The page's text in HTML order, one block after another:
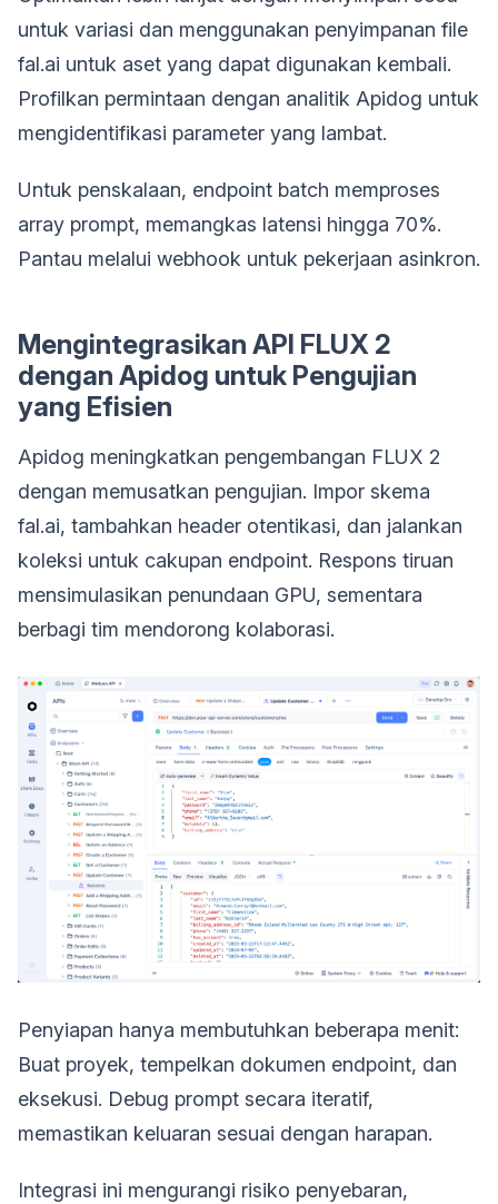
untuk variasi dan menggunakan penyimpanan file
fal.ai untuk aset yang dapat digunakan kembali.
Profilkan permintaan dengan analitik Apidog untuk
mengidentifikasi parameter yang lambat.
Untuk penskalaan, endpoint batch memproses
array prompt, memangkas latensi hingga 70%.
Pantau melalui webhook untuk pekerjaan asinkron.
Mengintegrasikan API FLUX 2
dengan Apidog untuk Pengujian
yang Efisien
Apidog meningkatkan pengembangan FLUX 2
dengan memusatkan pengujian. Impor skema
fal.ai, tambahkan header otentikasi, dan jalankan
koleksi untuk cakupan endpoint. Respons tiruan
mensimulasikan penundaan GPU, sementara
berbagi tim mendorong kolaborasi.
Penyiapan hanya membutuhkan beberapa menit:
Buat proyek, tempelkan dokumen endpoint, dan
eksekusi. Debug prompt secara iteratif,
memastikan keluaran sesuai dengan harapan.
Integrasi ini mengurangi risiko penyebaran,